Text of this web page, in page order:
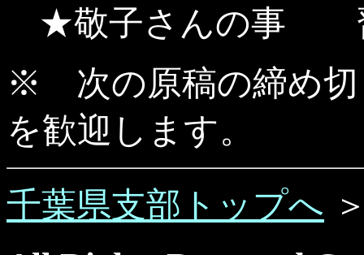
★敬子さんの事
※ 次の原稿の締め切
を歓迎します。
千葉県支部トップへ